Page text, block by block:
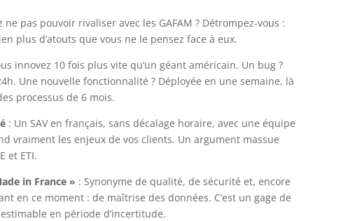
ne pas pouvoir rivaliser avec les GAFAM ? Détrompez-vous :
plus d’atouts que vous ne le pensez face à eux.
innovez 10 fois plus vite qu’un géant américain. Un bug ?
Une nouvelle fonctionnalité ? Déployée en une semaine, là
processus de 6 mois.
: Un SAV en français, sans décalage horaire, avec une équipe
vraiment les enjeux de vos clients. Un argument massue
et ETI.
in France » : Synonyme de qualité, de sécurité et, encore
en ce moment : de maîtrise des données. C’est un gage de
en période d’incertitude.